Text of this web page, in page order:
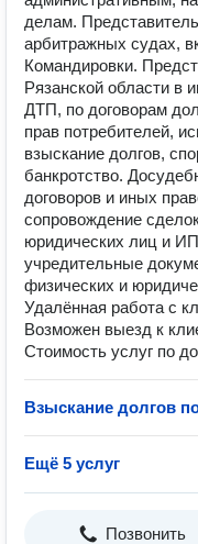
делам.
арбитражных судах,
Командировки.
Рязанской области в
ДТП, по договорам
прав потребителей,
взыскание долгов,
банкротство.
договоров и иных
сопровождение
юридических лиц и
учредительные
физических и
Удалённая работа с
Возможен выезд к
Стоимость услуг по
Взыскание долгов
Ещё 5 услуг
Позвонить